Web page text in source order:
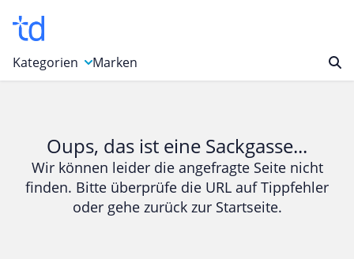
Kategorien
Bücher & Magazine
Computer & Elektronik
Entertainment & Media
Marken
Oups, das ist eine Sackgasse...
Wir können leider die angefragte Seite nicht
finden. Bitte überprüfe die URL auf Tippfehler
oder gehe zurück zur Startseite.